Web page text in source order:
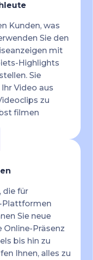
Kunden, was
Sie den
mit
Highlights
Sie
Video aus
zu
filmen
die für
Plattformen
Sie neue
Online-Präsenz
bis hin zu
Ihnen, alles zu